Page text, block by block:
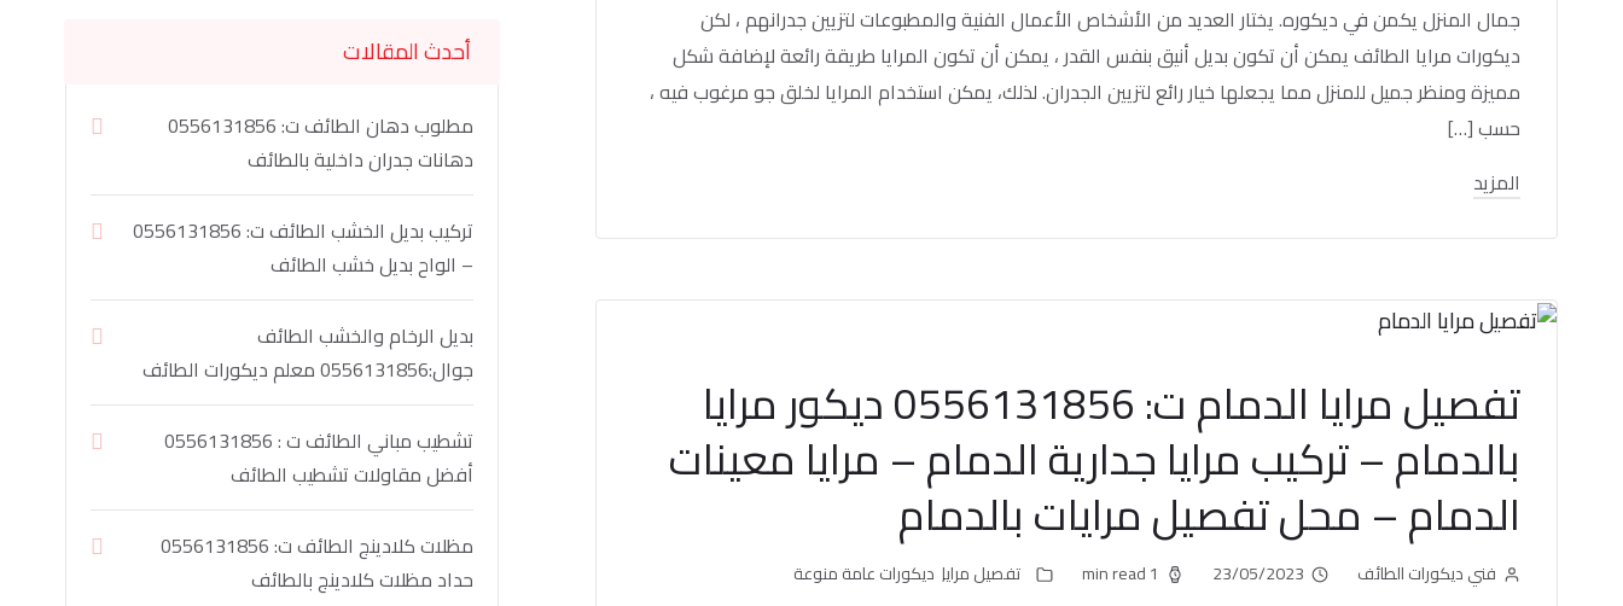
جمال المنزل يكمن في ديكوره. يختار العديد من الأشخاص الأعمال الفنية والمطبوعات لتزيين جدرانهم ، لكن
ديكورات مرايا الطائف يمكن أن تكون بديل أنيق بنفس القدر ، يمكن أن تكون المرايا طريقة رائعة لإضافة شكل
مميزة ومنظر جميل للمنزل مما يجعلها خيار رائع لتزيين الجدران. لذلك، يمكن استخدام المرايا لخلق جو مرغوب فيه ،
حسب […]
المزيد
تفصيل مرايا الدمام ت: 0556131856 ديكور مرايا
بالدمام – تركيب مرايا جدارية الدمام – مرايا معينات
الدمام – محل تفصيل مرايات بالدمام
فني ديكورات الطائف 23/05/2023
1 min read تفصيل مرايا ديكورات عامة منوعة
أحدث المقالات
مطلوب دهان الطائف ت: 0556131856
دهانات جدران داخلية بالطائف
تركيب بديل الخشب الطائف ت: 0556131856
– الواح بديل خشب الطائف
بديل الرخام والخشب الطائف
جوال:0556131856 معلم ديكورات الطائف
تشطيب مباني الطائف ت : 0556131856
أفضل مقاولات تشطيب الطائف
مظلات كلادينج الطائف ت: 0556131856
حداد مظلات كلادينج بالطائف